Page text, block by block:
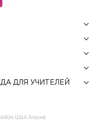
ДЛЯ УЧИТЕЛЕЙ
Шал Акына